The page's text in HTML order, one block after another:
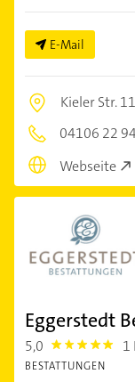
E-Mail
Kieler Str.
04106 22
Webseite
Eggerstedt
5,0 5.0 1
BESTATTUNGEN